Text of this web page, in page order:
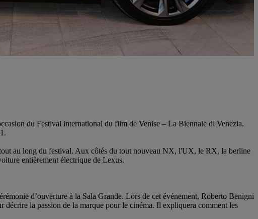
du Festival international du film de Venise – La Biennale di Venezia.
au long du festival. Aux côtés du tout nouveau NX, l'UX, le RX, la berline
entièrement électrique de Lexus.
d’ouverture à la Sala Grande. Lors de cet événement, Roberto Benigni
la passion de la marque pour le cinéma. Il expliquera comment les